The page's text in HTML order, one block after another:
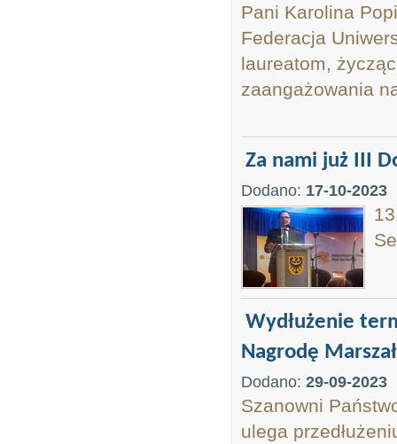
Pani Karolina
Federacja
laureatom,
zaangażowania
Za nami już III
Dodano: 17-10-2023
Wydłużenie
Nagrodę
Dodano: 29-09-2023
Szanowni
ulega